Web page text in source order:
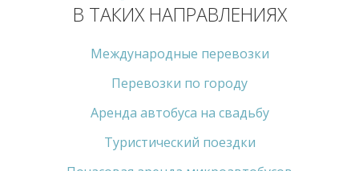
В ТАКИХ НАПРАВЛЕНИЯХ
Международные перевозки
Перевозки по городу
Аренда автобуса на свадьбу
Туристический поездки